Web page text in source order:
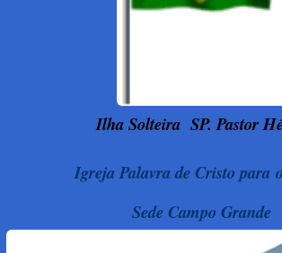
Ilha Solteira SP. Pastor
Igreja Palavra de Cristo para
Sede Campo Grande